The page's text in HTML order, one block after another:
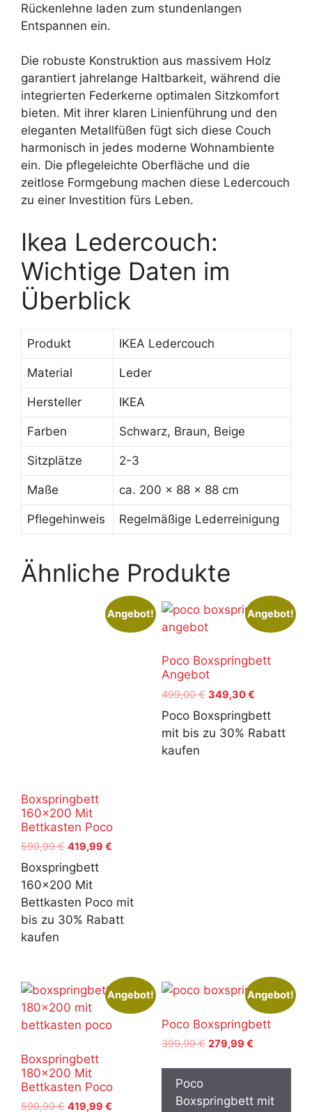
Rückenlehne laden zum stundenlangen
Entspannen ein.
Die robuste Konstruktion aus massivem Holz
garantiert jahrelange Haltbarkeit, während die
integrierten Federkerne optimalen Sitzkomfort
bieten. Mit ihrer klaren Linienführung und den
eleganten Metallfüßen fügt sich diese Couch
harmonisch in jedes moderne Wohnambiente
ein. Die pflegeleichte Oberfläche und die
zeitlose Formgebung machen diese Ledercouch
zu einer Investition fürs Leben.
Ikea Ledercouch:
Wichtige Daten im
Überblick
Produkt IKEA Ledercouch
Material Leder
Hersteller IKEA
Farben Schwarz, Braun, Beige
Sitzplätze 2-3
Maße ca. 200 x 88 x 88 cm
Pflegehinweis Regelmäßige Lederreinigung
Ähnliche Produkte
Angebot!
Boxspringbett
160×200 Mit
Bettkasten Poco
599,99€ Ursprünglicher
Preis
war:
599,99 €
419,99 €
Boxspringbett
160x200 Mit
Bettkasten Poco mit
bis zu 30% Rabatt
kaufen
Angebot!
Poco Boxspringbett
Angebot
499,00€ Ursprünglicher
war:
499,00 €
349,30€Aktueller
Preis
ist:
349,30 €.
Poco Boxspringbett
mit bis zu 30% Rabatt
kaufen
Angebot!
Boxspringbett
180×200 Mit
Bettkasten Poco
599,99€ Ursprünglicher
419,99 €
Angebot!
Poco Boxspringbett
399,99€ Ursprünglicher
war:
279,99 €Aktueller
ist:
Poco
Boxspringbett mit